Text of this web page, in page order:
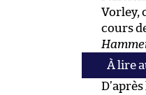
Vorley,
cours
D’après